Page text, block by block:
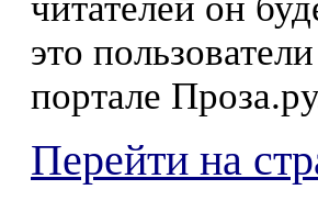
это
портале
Перейти на